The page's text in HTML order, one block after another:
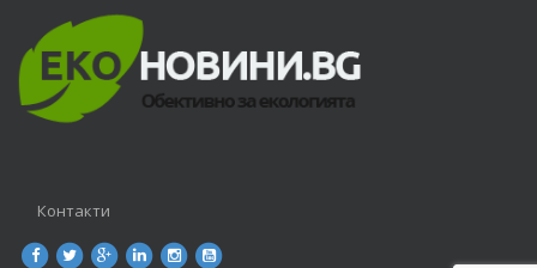
Контакти